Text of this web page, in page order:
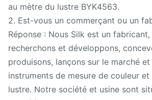
au mètre du lustre BYK4563.
2. Est-vous un commerçant ou un
Réponse : Nous Silk est un fabricant,
recherchons et développons,
produisons, lançons sur le marché
instruments de mesure de couleur
lustre. Notre société et usine sont